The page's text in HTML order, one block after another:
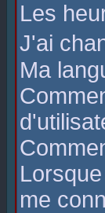
Les
J'ai
Ma
me